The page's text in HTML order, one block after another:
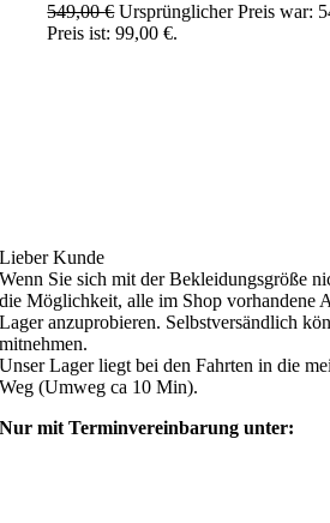
549,00€ Ursprünglicher Preis war:
Preis ist: 99,00 €.
Lieber Kunde
Wenn Sie sich mit der Bekleidungsgröße
die Möglichkeit, alle im Shop vorhandene
Lager anzuprobieren. Selbstversändlich
mitnehmen.
Unser Lager liegt bei den Fahrten in die
Weg (Umweg ca 10 Min).
Nur mit Terminvereinbarung unter: